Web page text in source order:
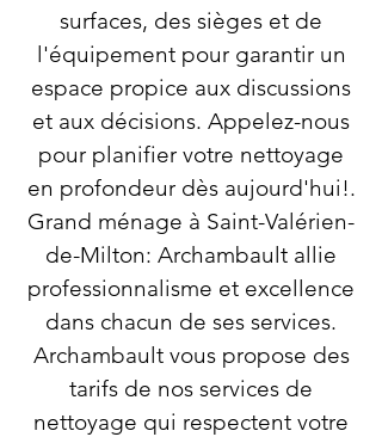
surfaces, des sièges et de
l'équipement pour garantir un
espace propice aux discussions
et aux décisions. Appelez-nous
pour planifier votre nettoyage
en profondeur dès aujourd'hui!.
Grand ménage à Saint-Valérien-
de-Milton: Archambault allie
professionnalisme et excellence
dans chacun de ses services.
Archambault vous propose des
tarifs de nos services de
nettoyage qui respectent votre